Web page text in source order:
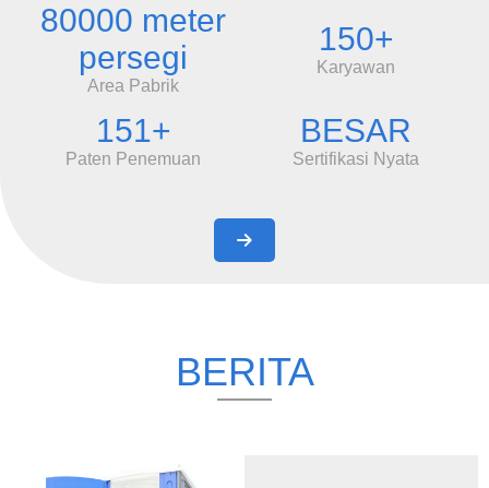
plastik. TOPPLA adalah perusahaan teknologi tinggi
nasional yang mengintegrasikan R&D, desain, produksi,
dan penjualan. Perusahaan ini memiliki tiga lini produk
plastik. Dengan mengadopsi peralatan produksi otomatis
dan mode manajemen canggih, saat ini perusahaan
perakitan gudang plastik. Sebagai produsen dengan
kemampuan R&D independen dan tim R&D profesional,
"Membuat hidup lebih nyaman dan ramah lingkungan",
Toppla telah menyediakan berbagai kategori produk
80000 meter
persegi
Area Pabrik
150+
Karyawan
151+
Paten Penemuan
BESAR
Sertifikasi Nyata

BERITA